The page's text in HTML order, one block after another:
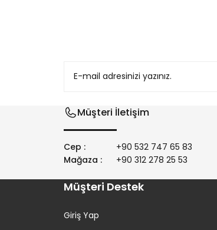
Müşteri İletişim
Cep :
+90 532 747 65 83
Mağaza :
+90 312 278 25 53
Müşteri Destek
Giriş Yap